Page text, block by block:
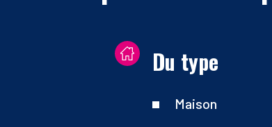
Du type
Maison